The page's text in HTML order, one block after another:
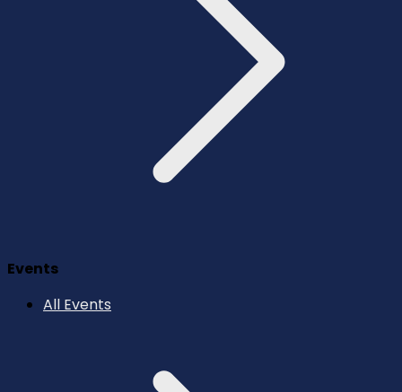
Events
All Events